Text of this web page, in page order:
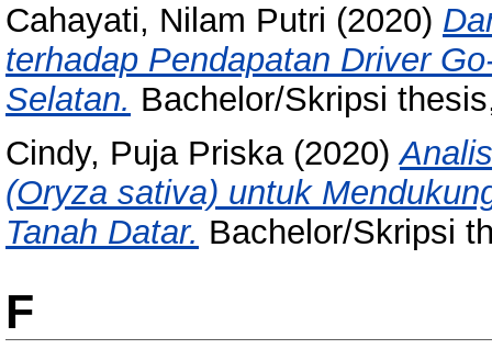
Cahayati, Nilam Putri (2020)
terhadap Pendapatan Driver
Selatan. Bachelor/Skripsi
Cindy, Puja Priska(2020)
(Oryza sativa) untuk
Tanah Datar. Bachelor/Skripsi
F